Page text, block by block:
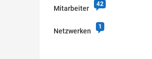
Mitarbeiter
42
Netzwerken
1